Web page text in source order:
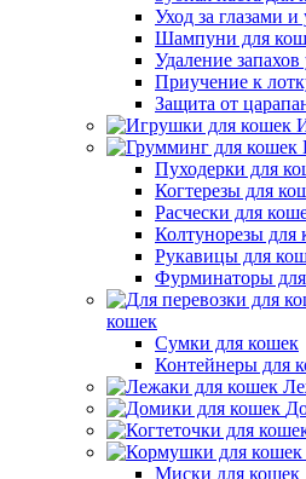
Уход за глазами
Шампуни для
Удаление
Приучение к
Защита от
Пуходерки для
Когтерезы для
Расчески для
Колтунорезы для
Рукавицы для
Фурминаторы
кошек
Сумки для кошек
Контейнеры для
Миски для кошек